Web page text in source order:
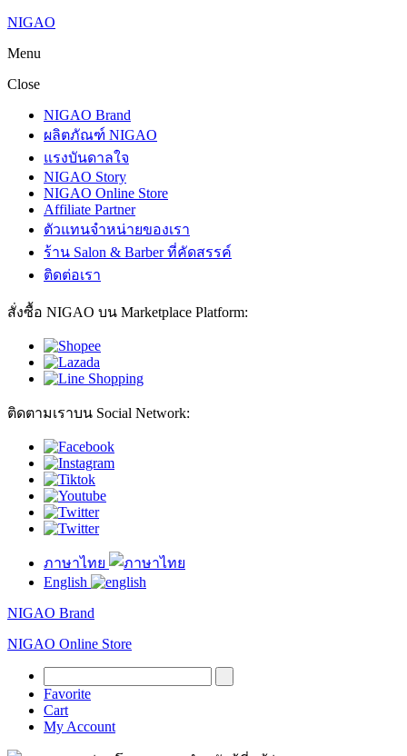
NIGAO
Menu
Close
NIGAO Brand
ผลิตภัณฑ์ NIGAO
แรงบันดาลใจ
NIGAO Story
NIGAO Online Store
Affiliate Partner
ตัวแทนจำหน่ายของเรา
ร้าน Salon & Barber ที่คัดสรรค์
ติดต่อเรา
สั่งซื้อ NIGAO บน Marketplace Platform:
ติดตามเราบน Social Network:
ภาษาไทย
English
NIGAO Brand
NIGAO Online Store
Favorite
Cart
My Account